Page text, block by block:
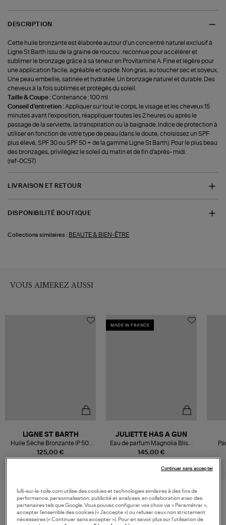
DESCRIPTION
Cette huile bronzante est élaborée autour d’un concentré naturel exclusif à
Ligne St Barth issu de la graine de roucou : reconnue pour accélérer et
sublimer le bronzage grâce à sa teneur en Provitamine A. Fine et légère pour
une application facile, agréable et rapide. Non gras, au toucher sec et soyeux.
Une peau embellie, satinée et hydratée. Un bronzage naturel et durable. Des
cheveux à la fois sublimés et protégés du soleil.
Taille & Coupe :Contenance : 100 ml.
Conseil d'entretien :Appliquer sur tout le corps, le visage et les cheveux 15
minutes avant l’exposition, réappliquer toutes les 2 heures ou après le
passage de la serviette, la transpiration ou la baignade. Indice de protection à
utiliser en fonction de votre type de peau (dans le doute, choisissez un SPF
plus élevé, SPF 30 ou SPF 50 + de la gamme Ligne St Barth). Pour le plus beau
des bronzages, privilégiez le soleil du matin et de fin d’après- midi.
(ref-0C57)
LIVRAISON ET RETOUR
DISPONIBILITÉ BOUTIQUE
Collections similaires : BEAUTE & BIEN-ÊTRE
VOUS AIMEREZ AUSSI
125,00 €
LIGNE ST BARTH
Huile Sèche Bronzante IP 50,
100ml
MADE IN FRANCE
145,00 €
JULIETTE HAS A GUN
Eau de parfum Magnolia Bliss,
100ml
VOS DERNIERS PRODUITS VUS
lulli-sur-la-toile.com utilise des cookies et technologies similaires à des fins de
performance, personnalisation, publicité et analyses, en collaboration avec des
partenaires tels que Google. Vous pouvez configurer vos choix via « Paramétrer »,
accepter l’ensemble des cookies (« J’accepte ») ou refuser ceux non strictement
nécessaires (« Continuer sans accepter »). Pour en savoir plus sur l’utilisation de
Continuer sans accepter